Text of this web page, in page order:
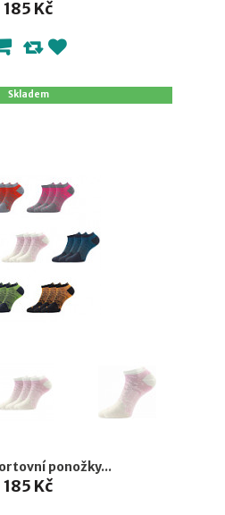
185 Kč
Skladem
ponožky...
185 Kč